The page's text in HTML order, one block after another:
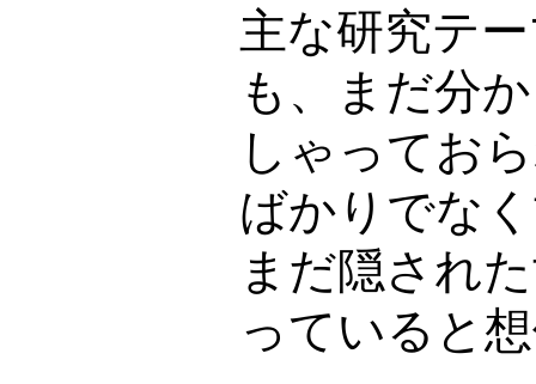
主な研究テ
も、まだ分
しゃってお
ばかりでな
まだ隠され
っていると